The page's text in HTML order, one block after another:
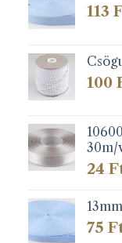
113
100
30m/
24
75